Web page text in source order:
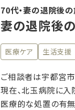
70代・妻の退院後
妻の退院後
医療ケア 生活支援
ご相談者は宇都宮
現在、北玉病院に入
医療的な処置の有